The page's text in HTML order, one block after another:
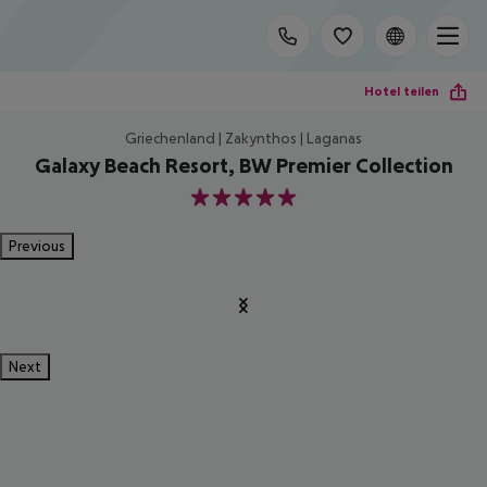
Hotel teilen
Griechenland | Zakynthos | Laganas
Galaxy Beach Resort, BW Premier Collection
5
Previous
Next